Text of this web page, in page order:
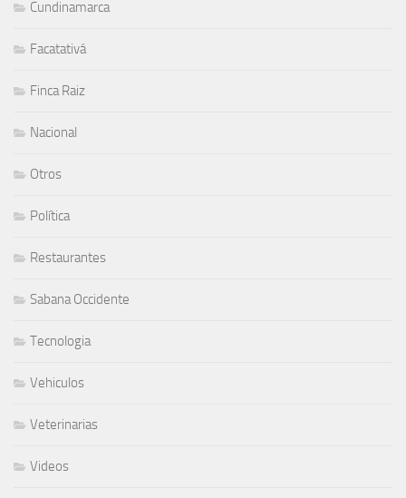
Cundinamarca
Facatativá
Finca Raiz
Nacional
Otros
Política
Restaurantes
Sabana Occidente
Tecnologia
Vehiculos
Veterinarias
Videos